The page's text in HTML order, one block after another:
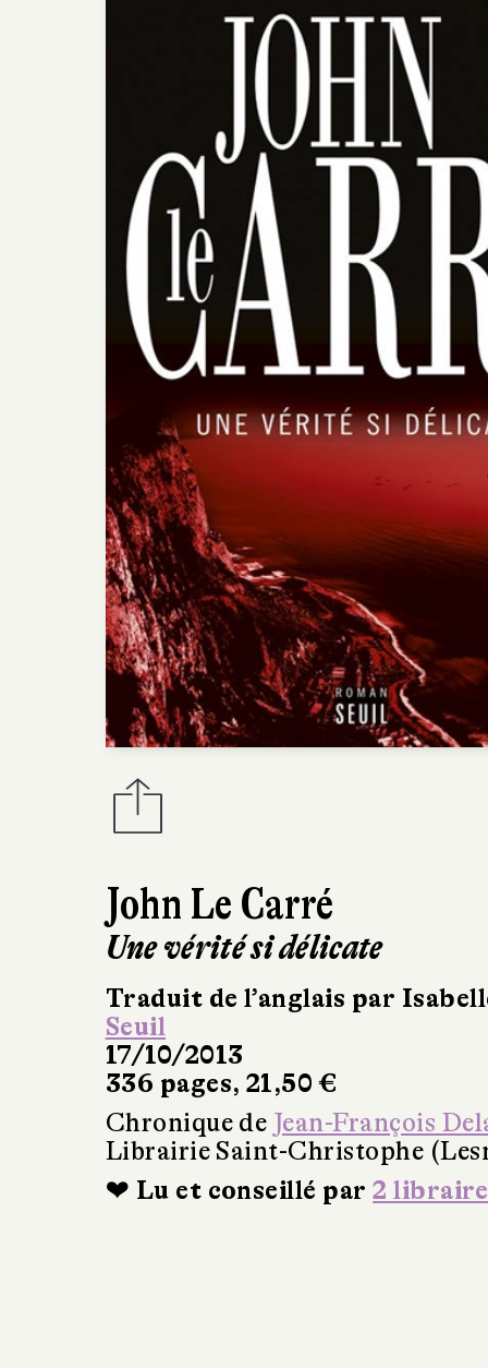
John Le Carré
Une vérité si délicate
Traduit de l’anglais par
Seuil
17/10/2013
336 pages, 21,50 €
Chronique de Jean-François
Librairie Saint-Christophe
❤ Lu et conseillé par2